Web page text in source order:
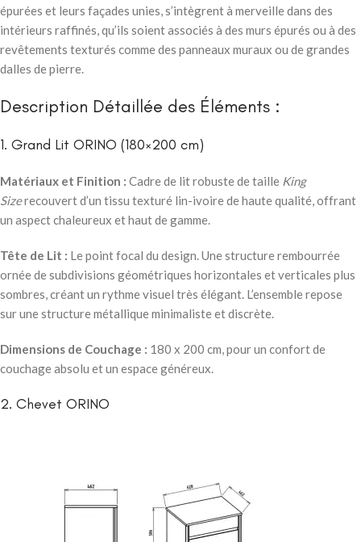
épurées et leurs façades unies, s’intègrent à merveille dans des
intérieurs raffinés, qu’ils soient associés à des murs épurés ou à des
revêtements texturés comme des panneaux muraux ou de grandes
dalles de pierre.
Description Détaillée des Éléments :
1. Grand Lit ORINO (180×200 cm)
Matériaux et Finition : Cadre de lit robuste de taille King
Sizerecouvert d’un tissu texturé lin-ivoire de haute qualité, offrant
un aspect chaleureux et haut de gamme.
Tête de Lit : Le point focal du design. Une structure rembourrée
ornée de subdivisions géométriques horizontales et verticales plus
sombres, créant un rythme visuel très élégant. L’ensemble repose
sur une structure métallique minimaliste et discrète.
Dimensions de Couchage : 180 x 200 cm, pour un confort de
couchage absolu et un espace généreux.
2. Chevet ORINO